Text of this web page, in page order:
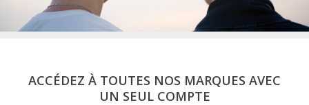
ACCÉDEZ À TOUTES NOS MARQUES AVEC
UN SEUL COMPTE